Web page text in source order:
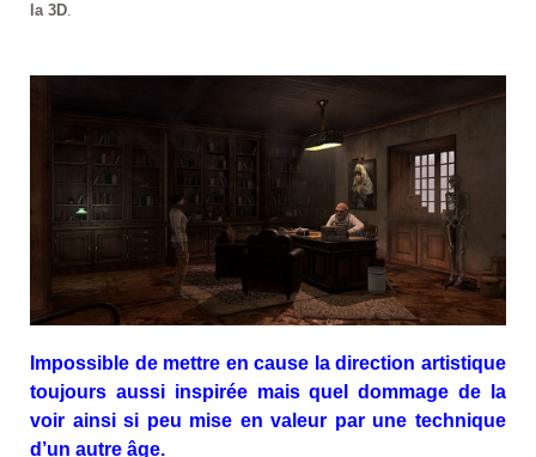
la 3D.
Impossible de mettre en cause la direction artistique
toujours aussi inspirée mais quel dommage de la
voir ainsi si peu mise en valeur par une technique
d’un autre âge.